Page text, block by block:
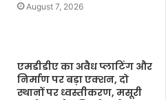
August 7, 2026
एमडीडीए का अवैध प्लाटिंग और
निर्माण पर बड़ा एक्शन, दो
स्थानों पर ध्वस्तीकरण, मसूरी